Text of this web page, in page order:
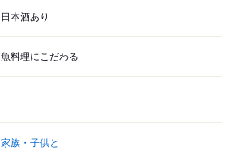
日本酒あり
魚料理にこだわる
家族・子供と